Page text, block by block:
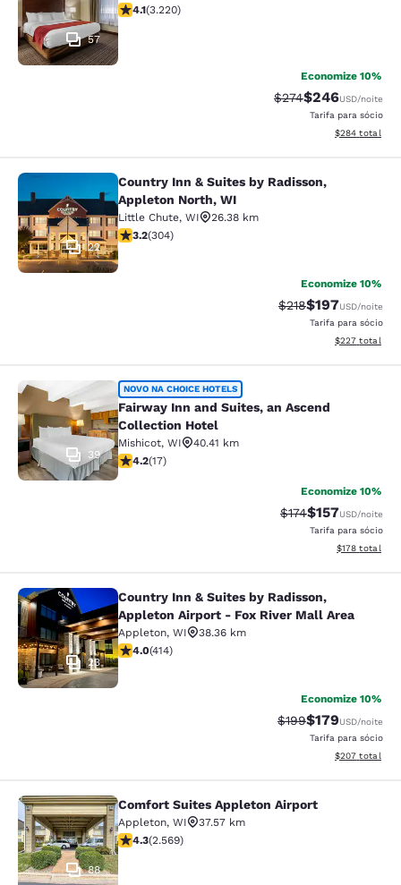
57
classificação 4.12 estrelas. Muito bom. 3220
4.1(3.220)
Economize 10%
Tarifa anterior
$274Tarifa com
$246USD/noite
Tarifa para sócio
Exibir
$284 total
Country Inn & Suites by Radisson,
22
Country Inn & Suites by Radisson,
Appleton North, WI
Little Chute, WI
26.38 km
classificação 3.24 estrelas. Bom. 304 avaliações
3.2(304)
Economize 10%
Tarifa anterior
$218Tarifa com
$197USD/noite
Tarifa para sócio
Exibir
$227 total
Fairway Inn and Suites, an Ascend
39
NOVO NA CHOICE HOTELS
Fairway Inn and Suites, an Ascend
Collection Hotel
Mishicot, WI
40.41 km
classificação 4.24 estrelas. Excelente. 17 avaliações
4.2(17)
Economize 10%
Tarifa anterior
$174Tarifa com
$157USD/noite
Tarifa para sócio
Exibir
$178 total
Country Inn & Suites by Radisson,
23
Country Inn & Suites by Radisson,
Appleton Airport - Fox River Mall Area
Appleton, WI
38.36 km
classificação 3.96 estrelas. Bom. 414 avaliações
4.0(414)
Economize 10%
Tarifa anterior
$199Tarifa com
$179USD/noite
Tarifa para sócio
Exibir
$207 total
Comfort Suites Appleton Airport
88
Comfort Suites Appleton Airport
Appleton, WI
37.57 km
classificação 4.25 estrelas. Excelente. 2569
4.3(2.569)